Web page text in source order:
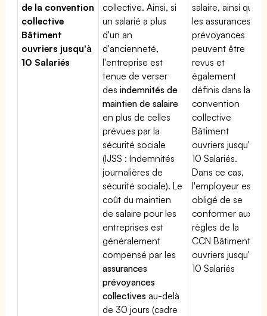
de la convention
collective
Bâtiment
ouvriers jusqu'à
10 Salariés
collective. Ainsi, si
un salarié a plus
d'un an
d'ancienneté,
l'entreprise est
tenue de verser
desindemnités de
maintien de salaire
en plus de celles
prévues par la
sécurité sociale
(IJSS : Indemnités
journalières de
sécurité sociale). Le
coût du maintien
de salaire pour les
entreprises est
généralement
compensé par les
assurances
prévoyances
collectives au-delà
de 30 jours (cadre
salaire, ainsi que
les assurances
prévoyances
peuvent être
revus et
également
définis dans la
convention
collective
Bâtiment
ouvriers jusqu'à
10 Salariés.
Dans ce cas,
l'employeur est
obligé de se
conformer aux
règles de la
CCN Bâtiment
ouvriers jusqu'à
10 Salariés